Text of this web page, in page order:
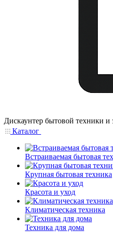
Дискаунтер бытовой техники и
Каталог
Встраиваемая бытовая
Крупная бытовая техника
Красота и уход
Климатическая техника
Техника для дома